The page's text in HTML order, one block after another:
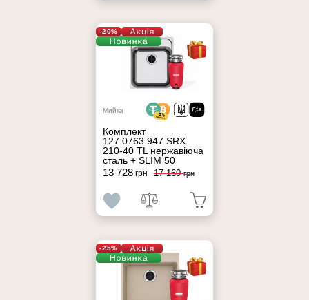
-20%
Мийка
Комплект
127.0763.947 SRX
210-40 TL нержавіюча
сталь + SLIM 50
13 728 грн 17 160грн
-25%